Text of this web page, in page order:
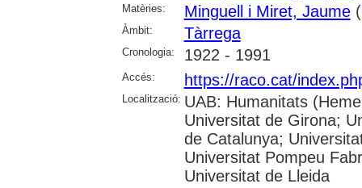
Matèries:
Minguell i Miret, Jaume
Àmbit: Tàrrega
Cronologia: 1922 - 1991
Accés: https://raco.cat/
Localització: UAB: Humanitats
Universitat de Girona;
de Catalunya;
Universitat Pompeu
Universitat de Lleida